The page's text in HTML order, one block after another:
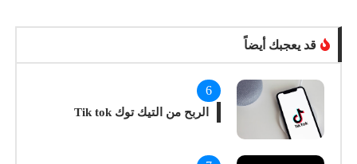
قد يعجبك أيضاً
الربح من التيك توك Tik tok